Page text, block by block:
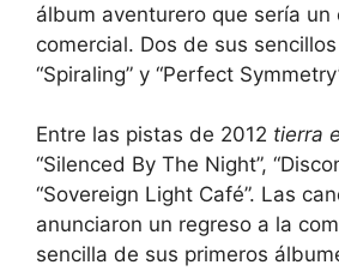
álbum aventurero que sería
comercial. Dos de sus
“Spiraling” y “Perfect
Entre las pistas de 2012 tierra
“Silenced By The Night”,
“Sovereign Light Café”. Las
anunciaron un regreso a la
sencilla de sus primeros